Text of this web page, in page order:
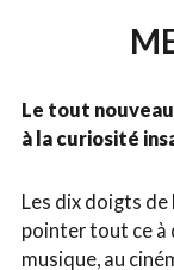
Le tout
à la curiosité
Les dix doigts
pointer tout ce à
musique, au